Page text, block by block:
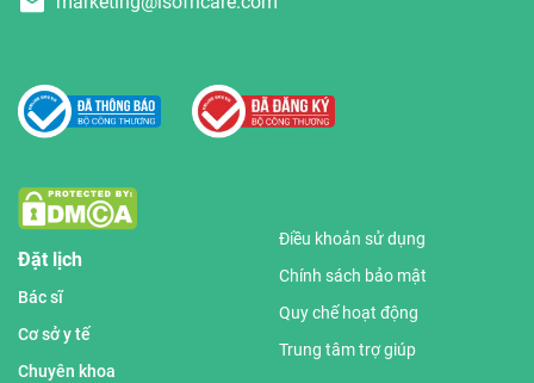
Đặt lịch
Bác sĩ
Cơ sở y tế
Chuyên khoa
Điều khoản sử dụng
Chính sách bảo mật
Quy chế hoạt động
Trung tâm trợ giúp